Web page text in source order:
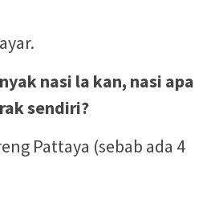
nasi la kan, nasi apa
sendiri?
Pattaya (sebab ada 4